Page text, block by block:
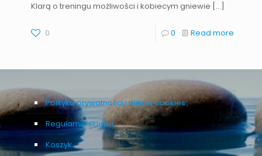
Klarą o treningu możliwości i kobiecym gniewie […]
0 0 Read more
Polityka prywatności i plików cookies
Regulamin sklepu
Koszyk